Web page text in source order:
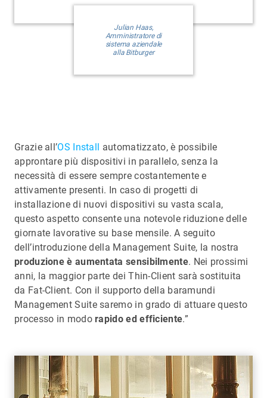
Julian Haas,
Amministratore di
sistema aziendale
alla Bitburger
Grazie all’OS Install automatizzato, è possibile
approntare più dispositivi in parallelo, senza la
necessità di essere sempre costantemente e
attivamente presenti. In caso di progetti di
installazione di nuovi dispositivi su vasta scala,
questo aspetto consente una notevole riduzione delle
giornate lavorative su base mensile. A seguito
dell’introduzione della Management Suite, la nostra
produzione è aumentata sensibilmente. Nei prossimi
anni, la maggior parte dei Thin-Client sarà sostituita
da Fat-Client. Con il supporto della baramundi
Management Suite saremo in grado di attuare questo
processo in modo rapido ed efficiente.”